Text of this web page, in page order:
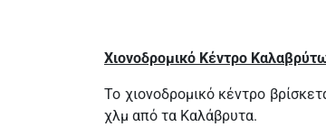
Χιονοδρομικό Κέντρο
Το χιονοδρομικό κέντρο
χλμ από τα Καλάβρυτα.